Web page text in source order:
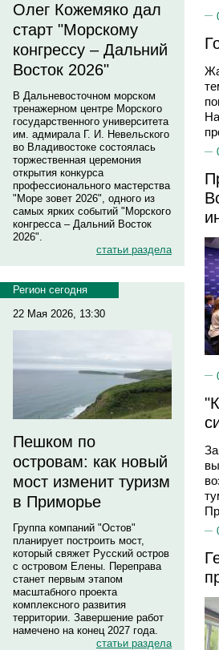
Олег Кожемяко дал
старт "Морскому
конгрессу – Дальний
Восток 2026"
В Дальневосточном морском
тренажерном центре Морского
государственного университета
им. адмирала Г. И. Невельского
во Владивостоке состоялась
торжественная церемония
открытия конкурса
профессионального мастерства
"Море зовет 2026", одного из
самых ярких событий "Морского
конгресса – Дальний Восток
2026".
статьи раздела
Регион сегодня
22 Мая 2026, 13:30
Пешком по
островам: как новый
мост изменит туризм
в Приморье
Группа компаний "Остов"
планирует построить мост,
который свяжет Русский остров
с островом Елены. Переправа
станет первым этапом
масштабного проекта
комплексного развития
территории. Завершение работ
намечено на конец 2027 года.
статьи раздела